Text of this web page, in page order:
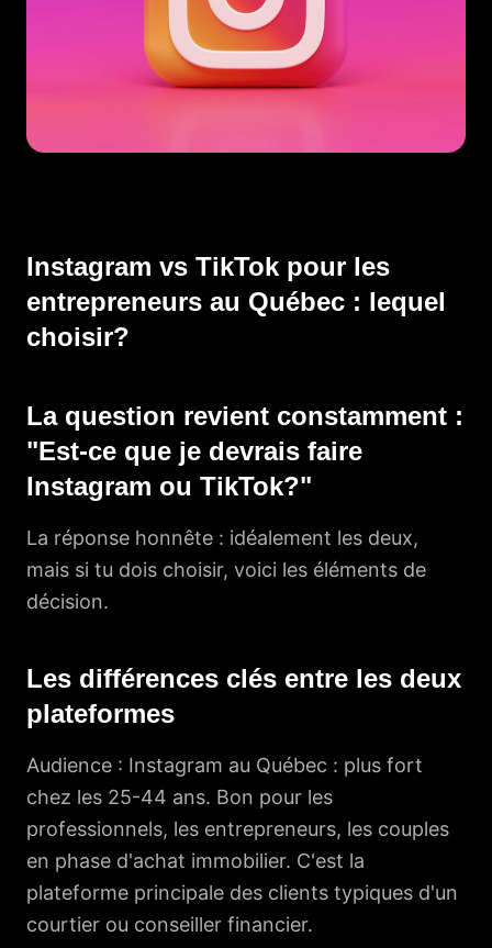
Instagram vs TikTok pour les
entrepreneurs au Québec : lequel
choisir?
La question revient constamment :
"Est-ce que je devrais faire
Instagram ou TikTok?"
La réponse honnête : idéalement les deux,
mais si tu dois choisir, voici les éléments de
décision.
Les différences clés entre les deux
plateformes
Audience : Instagram au Québec : plus fort
chez les 25-44 ans. Bon pour les
professionnels, les entrepreneurs, les couples
en phase d'achat immobilier. C'est la
plateforme principale des clients typiques d'un
courtier ou conseiller financier.